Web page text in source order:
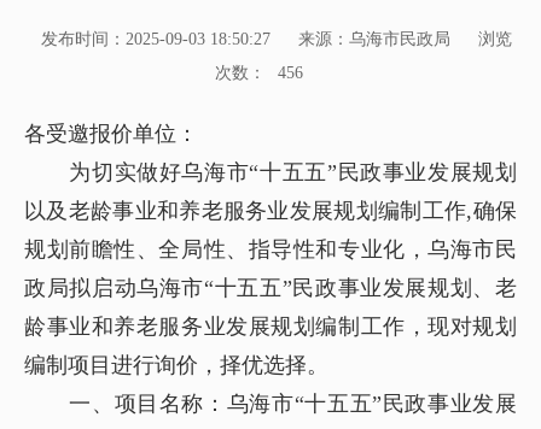
发布时间：2025-09-03 18:50:27 来源：乌海市民政局
浏览
次数：
456
各受邀报价单位：
为切实做好乌海市“十五五”民政事业发展规划
以及老龄事业和养老服务业发展规划编制工作,确保
规划前瞻性、全局性、指导性和专业化，乌海市民
政局拟启动乌海市“十五五”民政事业发展规划、老
龄事业和养老服务业发展规划编制工作，现对规划
编制项目进行询价，择优选择。
一、项目名称：乌海市“十五五”民政事业发展